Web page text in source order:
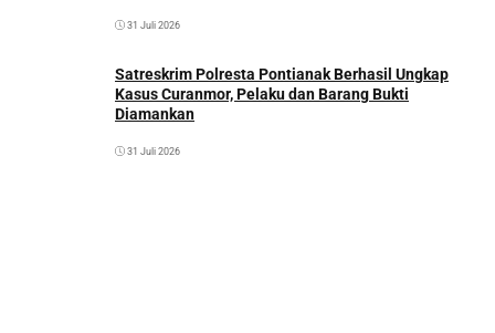
31 Juli 2026
Satreskrim Polresta Pontianak Berhasil Ungkap
Kasus Curanmor, Pelaku dan Barang Bukti
Diamankan
31 Juli 2026